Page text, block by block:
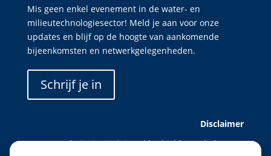
Mis geen enkel evenement in de water- en
milieutechnologiesector! Meld je aan voor onze
updates en blijf op de hoogte van aankomende
bijeenkomsten en netwerkgelegenheden.
Schrijf je in
Disclaimer
Deze website is uitsluitend bedoeld voor leden van